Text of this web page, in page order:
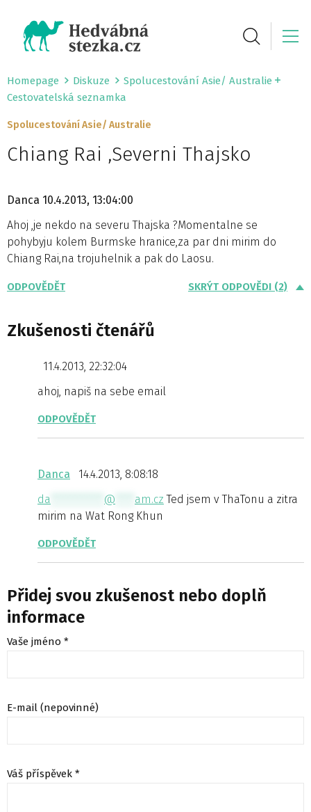
Homepage Diskuze
Spolucestování Asie/ Australie
Cestovatelská seznamka
Spolucestování Asie/ Australie
Chiang Rai ,Severni Thajsko
Danca 10.4.2013, 13:04:00
Ahoj ,je nekdo na severu Thajska ?Momentalne se
pohybyju kolem Burmske hranice,za par dni mirim do
Chiang Rai,na trojuhelnik a pak do Laosu.
ODPOVĚDĚT SKRÝT ODPOVĚDI (2)
Zkušenosti čtenářů
11.4.2013, 22:32:04
ahoj, napiš na sebe email
ODPOVĚDĚT
Danca
14.4.2013, 8:08:18
da
@ am.cz Ted jsem v ThaTonu a zitra
mirim na Wat Rong Khun
ODPOVĚDĚT
Přidej svou zkušenost nebo doplň
informace
Vaše jméno *
E-mail (nepovinné)
Váš příspěvek *